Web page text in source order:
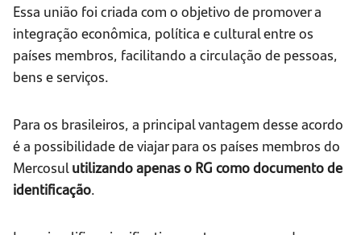
Essa união foi criada com o objetivo de promover a
integração econômica, política e cultural entre os
países membros, facilitando a circulação de pessoas,
bens e serviços.
Para os brasileiros, a principal vantagem desse acordo
é a possibilidade de viajar para os países membros do
Mercosulutilizando apenas o RG como documento de
identificação.